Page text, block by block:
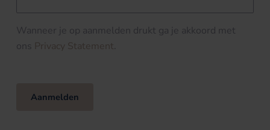
Wanneer je op aanmelden drukt ga je akkoord met
ons Privacy Statement.
Aanmelden